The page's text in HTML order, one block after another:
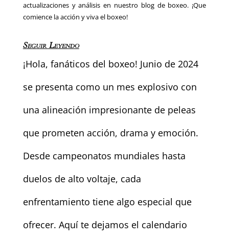
actualizaciones y análisis en nuestro blog de boxeo. ¡Que
comience la acción y viva el boxeo!
Seguir Leyendo
¡Hola, fanáticos del boxeo! Junio de 2024
se presenta como un mes explosivo con
una alineación impresionante de peleas
que prometen acción, drama y emoción.
Desde campeonatos mundiales hasta
duelos de alto voltaje, cada
enfrentamiento tiene algo especial que
ofrecer. Aquí te dejamos el calendario